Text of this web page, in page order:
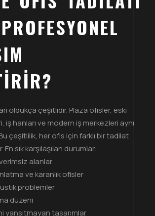
oldukça çeşitlidir. Plaza ofisler, eski
iş hanları ve modern iş merkezleri aynı
çeşitlilik, her ofis için farklı bir tadilat
En sık karşılaşılan durumlar:
alanlar
ve karanlık ofisler
problemler
düzeni
yansıtmayan tasarımlar